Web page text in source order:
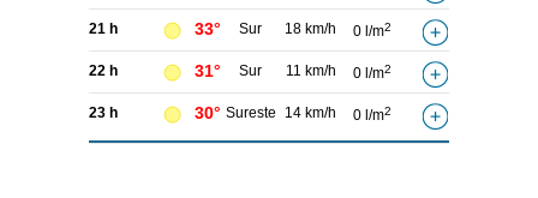
21 h 33° Sur 18 km/h 0 l/m2
22 h 31° Sur 11 km/h 0 l/m2
23 h 30° Sureste 14 km/h 0 l/m2